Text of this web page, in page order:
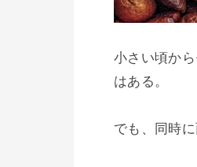
小さい頃か
はある。
でも、同時